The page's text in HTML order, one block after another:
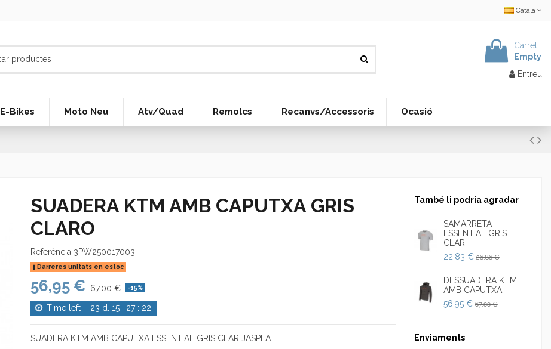
Català
Carret
Empty
Entreu
E-Bikes Moto Neu Atv/Quad Remolcs Recanvs/Accessoris Ocasió
SUADERA KTM AMB CAPUTXA GRIS
CLARO
Referència 3PW250017003
Darreres unitats en estoc
56,95 € 67,00 € -15%
Time left 23 d. 15 : 27: 21
SUADERA KTM AMB CAPUTXA ESSENTIAL GRIS CLAR JASPEAT
També li podria agradar
SAMARRETA
ESSENTIAL GRIS
CLAR
22,83 € 26,86 €
DESSUADERA KTM
AMB CAPUTXA
56,95 € 67,00 €
Enviaments